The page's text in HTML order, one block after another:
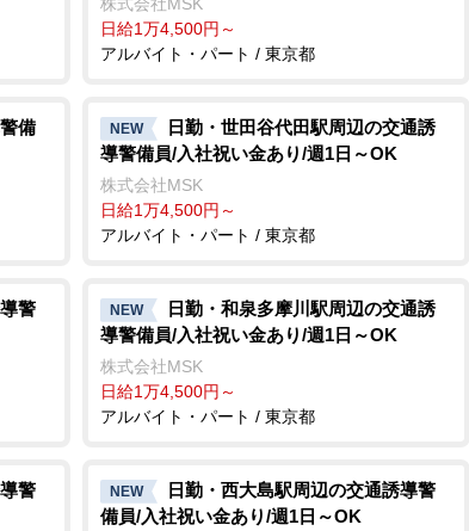
日給1万4,500円～
アルバイト・パート / 東京都
備 NEW
日勤・世田谷代田駅周辺の交通誘
導警備員/入社祝い金あり/週1日～OK
株式会社MSK
日給1万4,500円～
アルバイト・パート / 東京都
警 NEW
日勤・和泉多摩川駅周辺の交通誘
導警備員/入社祝い金あり/週1日～OK
株式会社MSK
日給1万4,500円～
アルバイト・パート / 東京都
警 NEW
日勤・西大島駅周辺の交通誘導警
備員/入社祝い金あり/週1日～OK